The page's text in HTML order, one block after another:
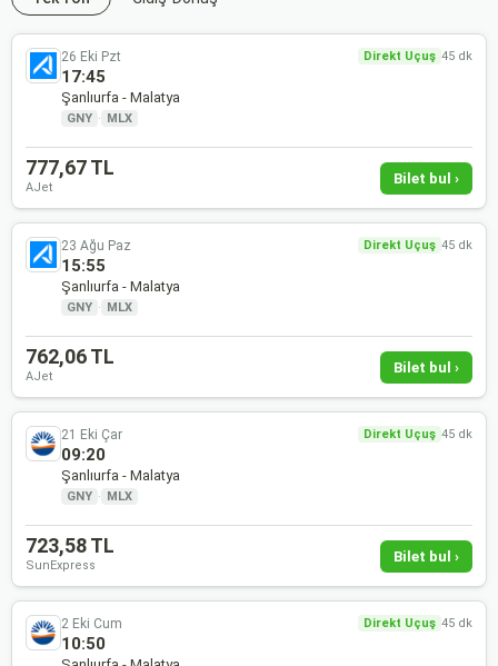
26 Eki Pzt Direkt Uçuş 45 dk
17:45
Şanlıurfa - Malatya
GNY · MLX
777,67 TL
AJet
Bilet bul ›
23 Ağu Paz Direkt Uçuş 45 dk
15:55
Şanlıurfa - Malatya
GNY · MLX
762,06 TL
AJet
Bilet bul ›
21 Eki Çar Direkt Uçuş 45 dk
09:20
Şanlıurfa - Malatya
GNY · MLX
723,58 TL
SunExpress
Bilet bul ›
2 Eki Cum Direkt Uçuş 45 dk
10:50